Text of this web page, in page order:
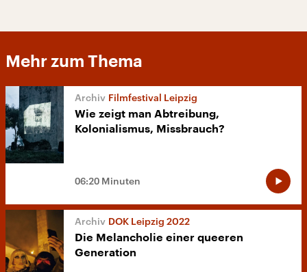
Mehr zum Thema
Filmfestival Leipzig
Wie zeigt man Abtreibung,
Kolonialismus, Missbrauch?
06:20 Minuten
DOK Leipzig 2022
Die Melancholie einer queeren
Generation